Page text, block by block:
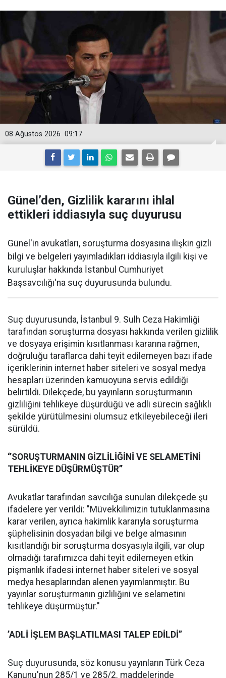
09:17
08 Ağustos 2026
Günel’den, Gizlilik kararını ihlal
ettikleri iddiasıyla suç duyurusu
Günel'in avukatları, soruşturma dosyasına ilişkin gizli
bilgi ve belgeleri yayımladıkları iddiasıyla ilgili kişi ve
kuruluşlar hakkında İstanbul Cumhuriyet
Başsavcılığı'na suç duyurusunda bulundu.
Suç duyurusunda, İstanbul 9. Sulh Ceza Hakimliği
tarafından soruşturma dosyası hakkında verilen gizlilik
ve dosyaya erişimin kısıtlanması kararına rağmen,
doğruluğu taraflarca dahi teyit edilemeyen bazı ifade
içeriklerinin internet haber siteleri ve sosyal medya
hesapları üzerinden kamuoyuna servis edildiği
belirtildi. Dilekçede, bu yayınların soruşturmanın
gizliliğini tehlikeye düşürdüğü ve adli sürecin sağlıklı
şekilde yürütülmesini olumsuz etkileyebileceği ileri
sürüldü.
‘’SORUŞTURMANIN GİZLİLİĞİNİ VE SELAMETİNİ
TEHLİKEYE DÜŞÜRMÜŞTÜR’’
Avukatlar tarafından savcılığa sunulan dilekçede şu
ifadelere yer verildi: "Müvekkilimizin tutuklanmasına
karar verilen, ayrıca hakimlik kararıyla soruşturma
şüphelisinin dosyadan bilgi ve belge almasının
kısıtlandığı bir soruşturma dosyasıyla ilgili, var olup
olmadığı tarafımızca dahi teyit edilemeyen etkin
pişmanlık ifadesi internet haber siteleri ve sosyal
medya hesaplarından alenen yayımlanmıştır. Bu
yayınlar soruşturmanın gizliliğini ve selametini
tehlikeye düşürmüştür."
’ADLİ İŞLEM BAŞLATILMASI TALEP EDİLDİ’’
Suç duyurusunda, söz konusu yayınların Türk Ceza
Kanunu'nun 285/1 ve 285/2. maddelerinde